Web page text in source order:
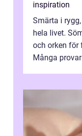
inspiration
Smärta i
hela livet.
och orken för
Många